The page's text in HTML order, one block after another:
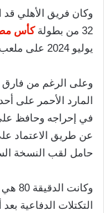
وكان فريق الأهلي قد
32 من بطولة
كأس مصر 2023-
يوليو 2024 على ملعب استاد القاهرة الدولي.
وعلى الرغم من فارق
المارد الأحمر على
في إحراجه وحافظ
عن طريق الاعتماد
حامل لقب النسخة
التكتلات الدفاعية